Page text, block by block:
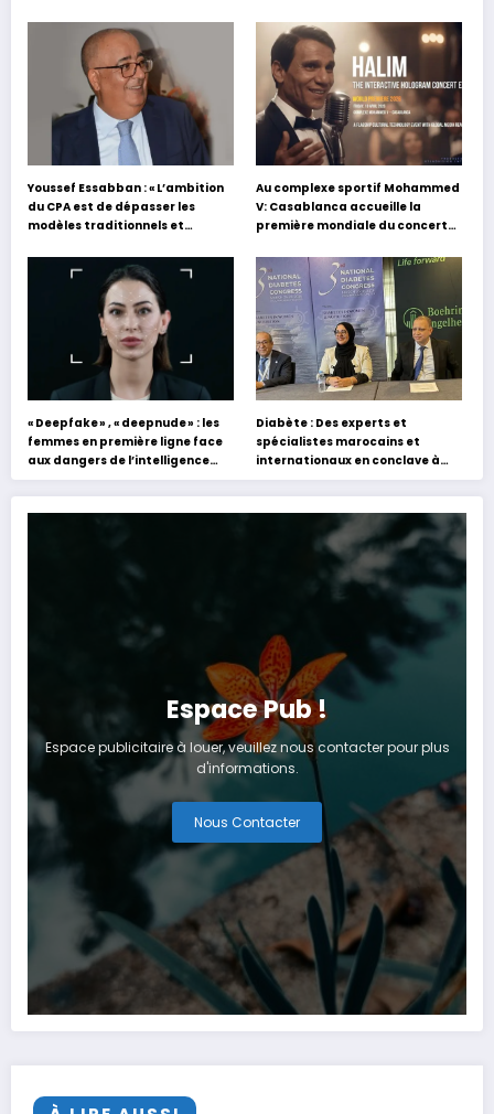
Youssef Essabban : « L’ambition
du CPA est de dépasser les
modèles traditionnels et
s’appuyant sur le partage des
expériences »
Au complexe sportif Mohammed
V: Casablanca accueille la
première mondiale du concert
« Deepfake » , « deepnude » : les
femmes en première ligne face
aux dangers de l’intelligence
artificielle
Diabète : Des experts et
spécialistes marocains et
internationaux en conclave à
Tanger
Espace Pub !
Espace publicitaire à louer, veuillez nous contacter pour plus
d'informations.
Nous Contacter